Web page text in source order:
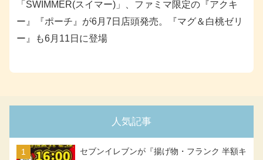
「SWIMMER(スイマー)」、ファミマ限定の『アクキ
ー』『ポーチ』が6月7日店頭発売。『マグ＆白桃ゼリ
ー』も6月11日に登場
人気記事
セブンイレブンが『揚げ物・フランク 半額キ